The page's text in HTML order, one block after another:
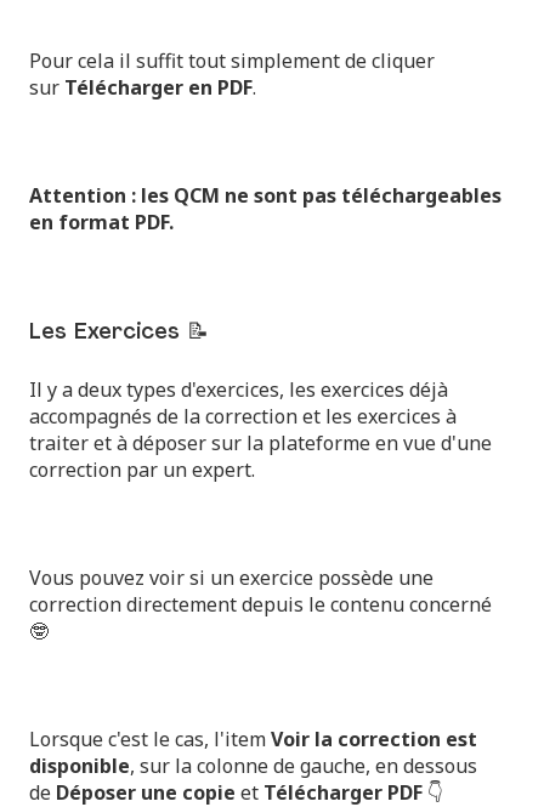
Pour cela il suffit tout simplement de cliquer
sur Télécharger en PDF.
Attention : les QCM ne sont pas téléchargeables
en format PDF.
Les Exercices 📝
Il y a deux types d'exercices, les exercices déjà
accompagnés de la correction et les exercices à
traiter et à déposer sur la plateforme en vue d'une
correction par un expert.
Vous pouvez voir si un exercice possède une
correction directement depuis le contenu concerné
🤓
Lorsque c'est le cas, l'itemVoir la correction est
disponible, sur la colonne de gauche, en dessous
de Déposer une copie et Télécharger PDF 👇